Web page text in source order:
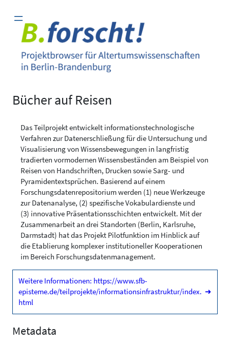
Inhalt
springen
Bücher auf Reisen
Das Teilprojekt entwickelt informationstechnologische
Verfahren zur Datenerschließung für die Untersuchung und
Visualisierung von Wissensbewegungen in langfristig
tradierten vormodernen Wissensbeständen am Beispiel von
Reisen von Handschriften, Drucken sowie Sarg- und
Pyramiden­textsprüchen. Basierend auf einem
Forschungsdatenrepositorium werden (1) neue Werk­zeuge
zur Datenanalyse, (2) spezifische Vokabulardienste und
(3) innovative Präsentations­schichten entwickelt. Mit der
Zusammenarbeit an drei Standorten (Berlin, Karlsruhe,
Darmstadt) hat das Projekt Pilot­funktion im Hinblick auf
die Etablierung komplexer institutioneller Kooperationen
im Bereich Forschungsdatenmanagement.
Weitere Informationen: https://www.sfb-
episteme.de/teilprojekte/informationsinfrastruktur/index.
html
➜
Metadata